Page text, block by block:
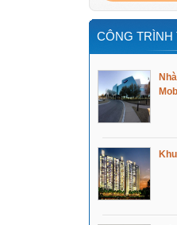
CÔNG TRÌNH